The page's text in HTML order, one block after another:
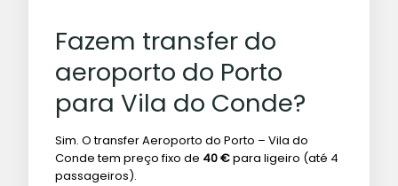
Fazem transfer do
aeroporto do Porto
para Vila do Conde?
Sim. O transfer Aeroporto do Porto – Vila do
Conde tem preço fixo de 40 €para ligeiro (até 4
passageiros).